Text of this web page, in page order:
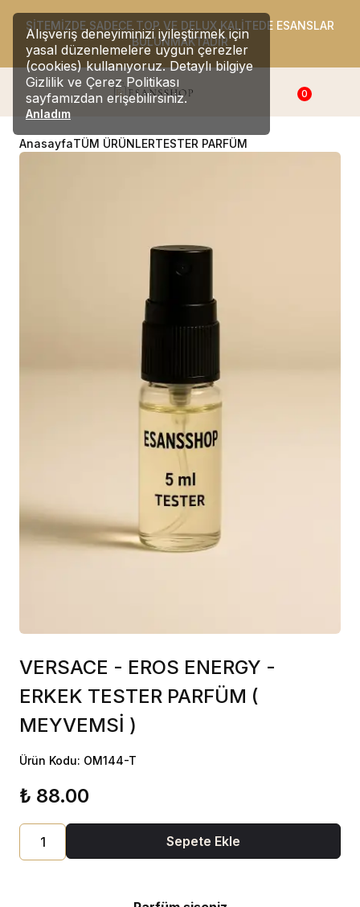
Alışveriş deneyiminizi iyileştirmek için
yasal düzenlemelere uygun çerezler
(cookies) kullanıyoruz. Detaylı bilgiye
Gizlilik ve Çerez Politikası
sayfamızdan erişebilirsiniz.
Anladım
SİTEMİZDE SADECE TOP VE DELUX KALİTEDE ESANSLAR
BULUNMAKTADIR
0
AnasayfaTÜM ÜRÜNLERTESTER PARFÜM
VERSACE - EROS ENERGY -
ERKEK TESTER PARFÜM (
MEYVEMSİ )
Ürün Kodu: OM144-T
₺ 88.00
Sepete Ekle